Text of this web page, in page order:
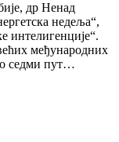
др Ненад
недеља“,
интелигенције“.
међународних
седми пут…